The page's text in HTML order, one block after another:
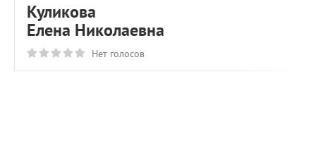
Куликова
Елена Николаевна
Нет голосов